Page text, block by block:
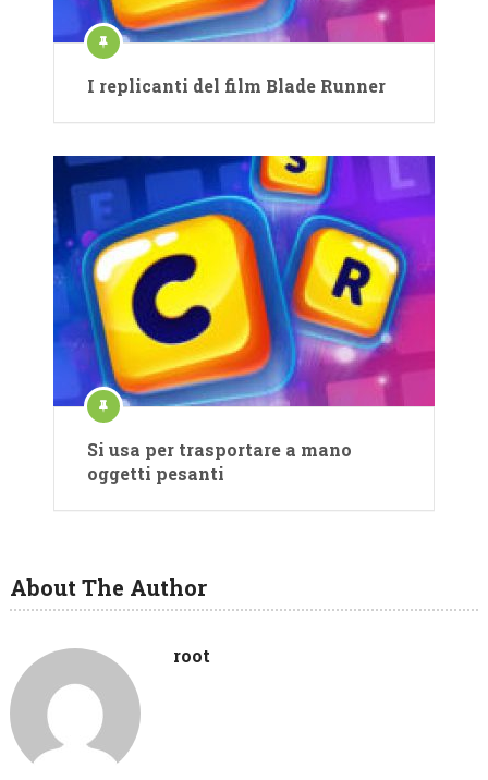
I replicanti del film Blade Runner
Si usa per trasportare a mano
oggetti pesanti
About The Author
root